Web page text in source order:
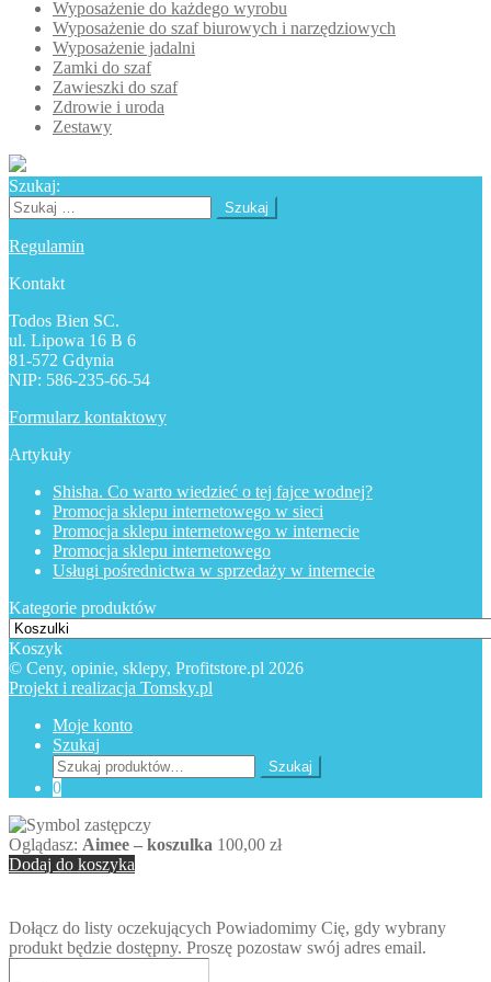
Wyposażenie do każdego wyrobu
Wyposażenie do szaf biurowych i narzędziowych
Wyposażenie jadalni
Zamki do szaf
Zawieszki do szaf
Zdrowie i uroda
Zestawy
Szukaj:
Szukaj:
Regulamin
Kontakt
Todos Bien SC.
ul. Lipowa 16 B 6
81-572 Gdynia
NIP: 586-235-66-54
Formularz kontaktowy
Artykuły
Shisha. Co warto wiedzieć o tej fajce wodnej?
Promocja sklepu internetowego w sieci
Promocja sklepu internetowego w internecie
Promocja sklepu internetowego
Usługi pośrednictwa w sprzedaży w internecie
Kategorie produktów
Koszyk
© Ceny, opinie, sklepy, Profitstore.pl 2026
Projekt i realizacja Tomsky.pl
Moje konto
Szukaj
Szukaj:
Szukaj
0
Oglądasz: Aimee – koszulka 100,00 zł
Dodaj do koszyka
Dołącz do listy oczekujących Powiadomimy Cię, gdy wybrany
produkt będzie dostępny. Proszę pozostaw swój adres email.